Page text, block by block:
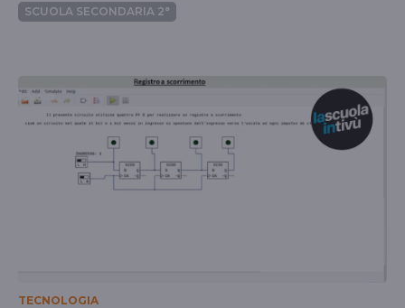
SCUOLA SECONDARIA 2°
TECNOLOGIA